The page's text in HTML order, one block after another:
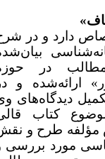
دارد و در شرح
بیان‌شده
در حوزه
ارائه‌شده و در
دیدگاه‌های وی
کتاب قالی
طرح و نقش
مورد بررسی و